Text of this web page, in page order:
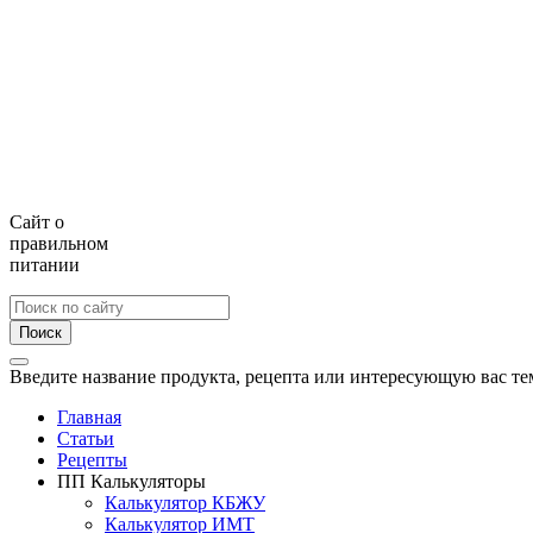
Сайт о
правильном
питании
Поиск
Введите название продукта, рецепта или интересующую вас
Главная
Статьи
Рецепты
ПП Калькуляторы
Калькулятор КБЖУ
Калькулятор ИМТ